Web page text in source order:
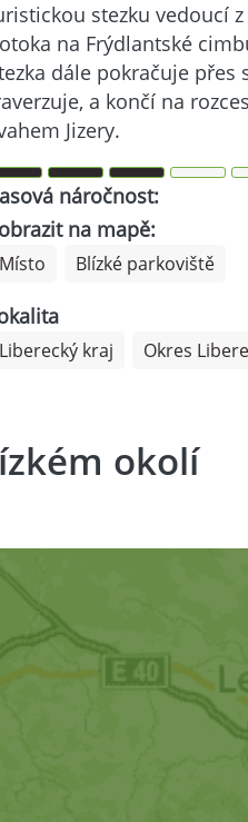
stezku vedoucí
na Frýdlantské
dále pokračuje
a končí na
Jizery.
náročnost:
na mapě:
Místo Blízké parkoviště
Liberecký kraj Okres
okolí